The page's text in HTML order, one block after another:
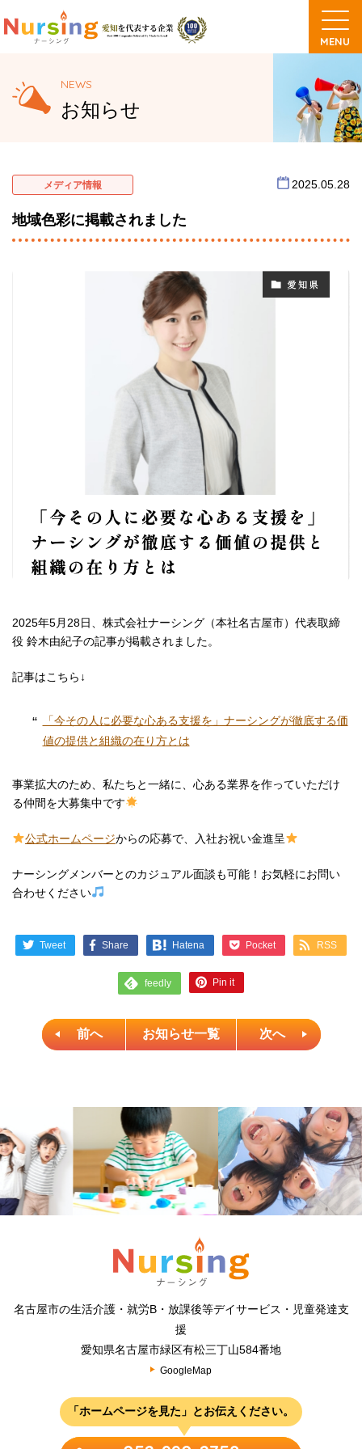
NEWS
お知らせ
メディア情報 2025.05.28
地域色彩に掲載されました
2025年5月28日、株式会社ナーシング（本社名古屋市）代表取締
役 鈴木由紀子の記事が掲載されました。
記事はこちら↓
「今その人に必要な心ある支援を」ナーシングが徹底する価
値の提供と組織の在り方とは
事業拡大のため、私たちと一緒に、心ある業界を作っていただけ
る仲間を大募集中です
公式ホームページからの応募で、入社お祝い金進呈
ナーシングメンバーとのカジュアル面談も可能！お気軽にお問い
合わせください
Tweet Share Hatena Pocket RSS
feedly Pin it
前へ お知らせ一覧 次へ
名古屋市の生活介護・就労B・放課後等デイサービス・児童発達支
援
愛知県名古屋市緑区有松三丁山584番地
GoogleMap
「ホームページを見た」とお伝えください。